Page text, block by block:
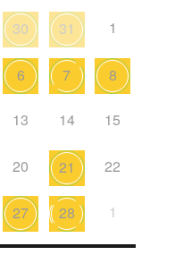
30 31 1
6 7 8
13 14 15
20 21 22
27 28 1